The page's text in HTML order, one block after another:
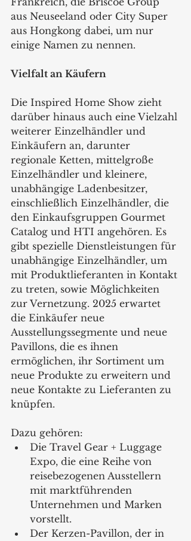
aus Neuseeland oder City Super
aus Hongkong dabei, um nur
einige Namen zu nennen.
Vielfalt an Käufern
Die Inspired Home Show zieht
darüber hinaus auch eine Vielzahl
weiterer Einzelhändler und
Einkäufern an, darunter
regionale Ketten, mittelgroße
Einzelhändler und kleinere,
unabhängige Ladenbesitzer,
einschließlich Einzelhändler, die
den Einkaufsgruppen Gourmet
Catalog und HTI angehören. Es
gibt spezielle Dienstleistungen für
unabhängige Einzelhändler, um
mit Produktlieferanten in Kontakt
zu treten, sowie Möglichkeiten
zur Vernetzung. 2025 erwartet
die Einkäufer neue
Ausstellungssegmente und neue
Pavillons, die es ihnen
ermöglichen, ihr Sortiment um
neue Produkte zu erweitern und
neue Kontakte zu Lieferanten zu
knüpfen.
Dazu gehören:
Die Travel Gear + Luggage
Expo, die eine Reihe von
reisebezogenen Ausstellern
mit marktführenden
Unternehmen und Marken
vorstellt.
Der Kerzen-Pavillon, der in